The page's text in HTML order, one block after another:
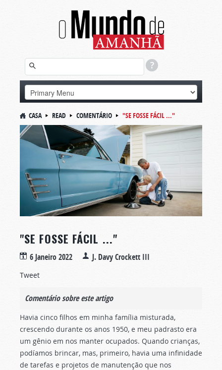
CASA READ COMENTÁRIO "SE FOSSE FÁCIL ..."
"SE FOSSE FÁCIL ..."
6 Janeiro 2022 J. Davy Crockett III
Tweet
Comentário sobre este artigo
Havia cinco filhos em minha família misturada,
crescendo durante os anos 1950, e meu padrasto era
um gênio em nos manter ocupados. Quando crianças,
podíamos brincar, mas, primeiro, havia uma infinidade
de tarefas e projetos de manutenção que nos